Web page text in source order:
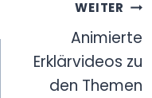
WEITER
Animierte
Erklärvideos zu
den Themen